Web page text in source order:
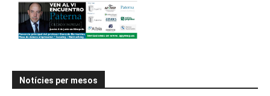
Notícies per mesos